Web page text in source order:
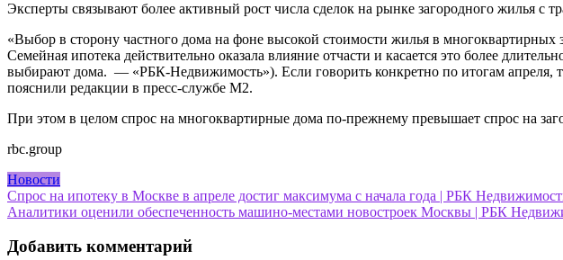
Эксперты связывают более активный рост числа сделок на рынке загородного жилья с
«Выбор в сторону частного дома на фоне высокой стоимости жилья в
Семейная ипотека действительно оказала влияние отчасти и касается это более
выбирают дома. — «РБК-Недвижимость»). Если говорить конкретно по итогам апреля,
пояснили редакции в пресс-службе М2.
При этом в целом спрос на многоквартирные дома по-прежнему превышает спрос на
rbc.group
Новости
Навигация
по
записям
Спрос на ипотеку в Москве в апреле достиг максимума с начала года | РБК
Аналитики оценили обеспеченность машино-местами новостроек Москвы | РБК
Добавить комментарий